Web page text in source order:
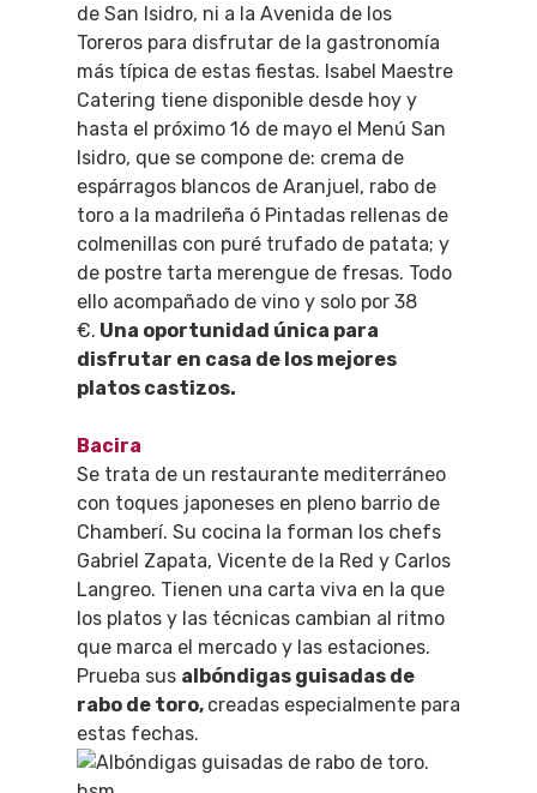
de San Isidro, ni a la Avenida de los
Toreros para disfrutar de la gastronomía
más típica de estas fiestas. Isabel Maestre
Catering tiene disponible desde hoy y
hasta el próximo 16 de mayo el Menú San
Isidro, que se compone de: crema de
espárragos blancos de Aranjuel, rabo de
toro a la madrileña ó Pintadas rellenas de
colmenillas con puré trufado de patata; y
de postre tarta merengue de fresas. Todo
ello acompañado de vino y solo por 38
€. Una oportunidad única para
disfrutar en casa de los mejores
platos castizos.
Bacira
Se trata de un restaurante mediterráneo
con toques japoneses en pleno barrio de
Chamberí. Su cocina la forman los chefs
Gabriel Zapata, Vicente de la Red y Carlos
Langreo. Tienen una carta viva en la que
los platos y las técnicas cambian al ritmo
que marca el mercado y las estaciones.
Prueba sus albóndigas guisadas de
rabo de toro, creadas especialmente para
estas fechas.